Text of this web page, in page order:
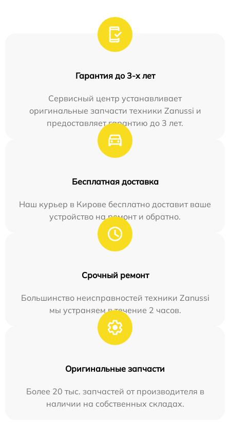
Гарантия до 3-х лет
Сервисный центр устанавливает
оригинальные запчасти техники Zanussi и
предоставляет гарантию до 3 лет.
Бесплатная доставка
Наш курьер в Кирове бесплатно доставит ваше
устройство на ремонт и обратно.
Срочный ремонт
Большинство неисправностей техники Zanussi
мы устраняем в течение 2 часов.
Оригинальные запчасти
Более 20 тыс. запчастей от производителя в
наличии на собственных складах.